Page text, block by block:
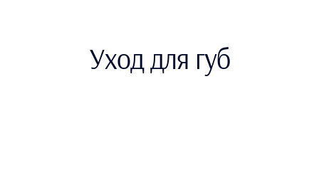
Уход для губ